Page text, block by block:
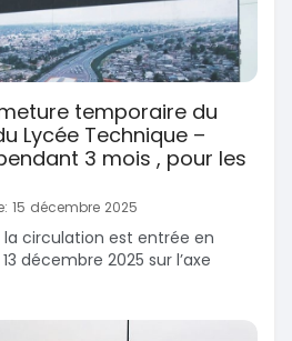
temporaire du
Lycée Technique –
3 mois , pour les
15 décembre 2025
circulation est entrée en
décembre 2025 sur l’axe